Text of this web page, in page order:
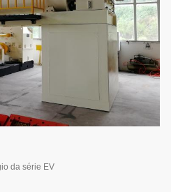
da série EV